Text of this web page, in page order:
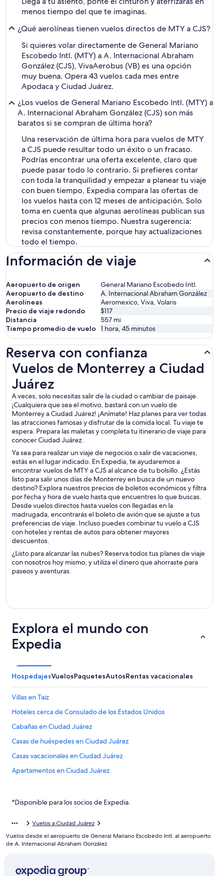
menos tiempo del que te imaginas.
¿Qué aerolíneas tienen vuelos directos de MTY a CJS?
Si quieres volar directamente de General Mariano
Escobedo Intl. (MTY) a A. Internacional Abraham
González (CJS), VivaAerobus (VB) es una opción
muy buena. Opera 43 vuelos cada mes entre
Apodaca y Ciudad Juárez.
¿Los vuelos de General Mariano Escobedo Intl. (MTY) a
A. Internacional Abraham González (CJS) son más
baratos si se compran de última hora?
Una reservación de última hora para vuelos de MTY
a CJS puede resultar todo un éxito o un fracaso.
Podrías encontrar una oferta excelente, claro que
puede pasar todo lo contrario. Si prefieres contar
con toda la tranquilidad y empezar a planear tu viaje
con buen tiempo, Expedia compara las ofertas de
los vuelos hasta con 12 meses de anticipación. Solo
toma en cuenta que algunas aerolíneas publican sus
precios con menos tiempo. Nuestra sugerencia:
revisa constantemente, porque hay actualizaciones
todo el tiempo.
Información de viaje
Aeropuerto de origen
General Mariano Escobedo Intl.
Aeropuerto de destino
A. Internacional Abraham González
Aerolíneas
Aeromexico, Viva, Volaris
Precio de viaje redondo
$117
Distancia
557 mi
Tiempo promedio de vuelo 1 hora, 45 minutos
Reserva con confianza
Vuelos de Monterrey a Ciudad
Juárez
A veces, solo necesitas salir de la ciudad o cambiar de paisaje.
¡Cualquiera que sea el motivo, bastará con un vuelo de
Monterrey a Ciudad Juárez! ¡Anímate! Haz planes para ver todas
las atracciones famosas y disfrutar de la comida local. Tu viaje te
espera. Prepara las maletas y completa tu itinerario de viaje para
conocer Ciudad Juárez.
Ya sea para realizar un viaje de negocios o salir de vacaciones,
estás en el lugar indicado. En Expedia, te ayudaremos a
encontrar vuelos de MTY a CJS al alcance de tu bolsillo. ¿Estás
listo para salir unos días de Monterrey en busca de un nuevo
destino? Explora nuestros precios de boletos económicos y filtra
por fecha y hora de vuelo hasta que encuentres lo que buscas.
Desde vuelos directos hasta vuelos con llegadas en la
madrugada, encontrarás el boleto de avión que se ajuste a tus
preferencias de viaje. Incluso puedes combinar tu vuelo a CJS
con hoteles y rentas de autos para obtener mayores
descuentos.
¿Listo para alcanzar las nubes? Reserva todos tus planes de viaje
con nosotros hoy mismo, y utiliza el dinero que ahorraste para
paseos y aventuras.
Vuelos de Monterrey a Ciudad Juárez
Explora el mundo con
Expedia
HospedajesVuelosPaquetesAutosRentas vacacionales
Villas en Taiz
Hoteles cerca de Consulado de los Estados Unidos
Cabañas en Ciudad Juárez
Casas de huéspedes en Ciudad Juárez
Casas vacacionales en Ciudad Juárez
Apartamentos en Ciudad Juárez
Hoteles de Best Western en Ciudad Juárez
Fiesta Americana Hotels & Resorts en Ciudad Juárez
Hoteles con casino en Ciudad Juárez
Hoteles todo incluido en Ciudad Juárez
*Disponible para los socios de Expedia.
Vuelos a Ciudad Juárez
Vuelos desde el aeropuerto de General Mariano Escobedo Intl. al aeropuerto
de A. Internacional Abraham González